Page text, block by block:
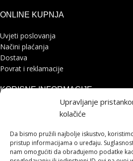
Upravljanje
kolačiće
Da bismo pružili najbolje iskustvo,
pristup informacijama o uređaju.
nam omogućiti da obrađujemo podatke
ONLINE KUPNJA
Uvjeti poslovanja
Načini plaćanja
Dostava
Povrat i reklamacije
KORISNE INFORMACIJE
Zaštita osobnih podataka
Pohvale i prigovori
Platforma za online rješavanje sporova